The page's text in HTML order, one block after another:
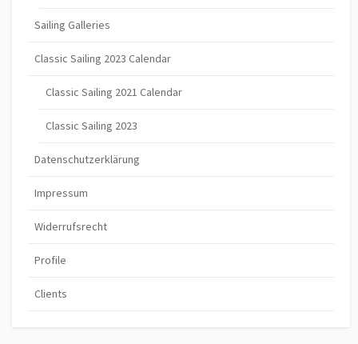
Sailing Galleries
Classic Sailing 2023 Calendar
Classic Sailing 2021 Calendar
Classic Sailing 2023
Datenschutzerklärung
Impressum
Widerrufsrecht
Profile
Clients